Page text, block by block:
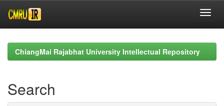
navigationChiangMai Rajabhat University Intellectual Repository
Search